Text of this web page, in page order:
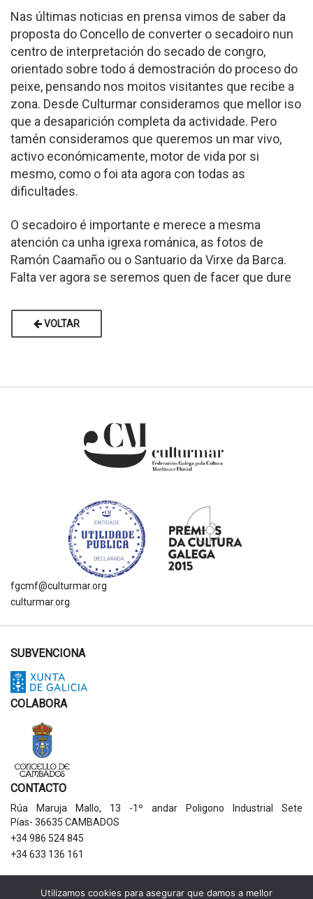
Nas últimas noticias en prensa vimos de saber da
proposta do Concello de converter o secadoiro nun
centro de interpretación do secado de congro,
orientado sobre todo á demostración do proceso do
peixe, pensando nos moitos visitantes que recibe a
zona. Desde Culturmar consideramos que mellor iso
que a desaparición completa da actividade. Pero
tamén consideramos que queremos un mar vivo,
activo económicamente, motor de vida por si
mesmo, como o foi ata agora con todas as
dificultades.
O secadoiro é importante e merece a mesma
atención ca unha igrexa románica, as fotos de
Ramón Caamaño ou o Santuario da Virxe da Barca.
Falta ver agora se seremos quen de facer que dure
VOLTAR
fgcmf@culturmar.org
culturmar.org
SUBVENCIONA
COLABORA
CONTACTO
Rúa Maruja Mallo, 13 -1º andar Poligono Industrial Sete
Pías- 36635 CAMBADOS
+34 986 524 845
+34 633 136 161
AVISOS LEGAIS
Utilizamos cookies para asegurar que damos a mellor